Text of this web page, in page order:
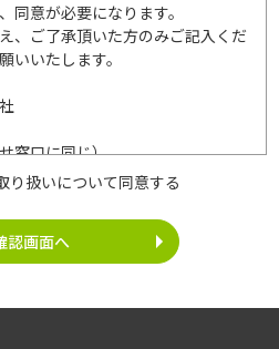
同意が必要になります。
、ご了承頂いた方のみご記入くだ
いいたします。
窓口に同じ）
の利用目的達成の範囲内において
人情報の利用
り扱いについて同意する